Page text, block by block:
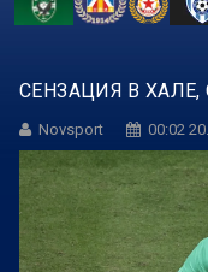
СЕНЗАЦИЯ В
Novsport 00:02